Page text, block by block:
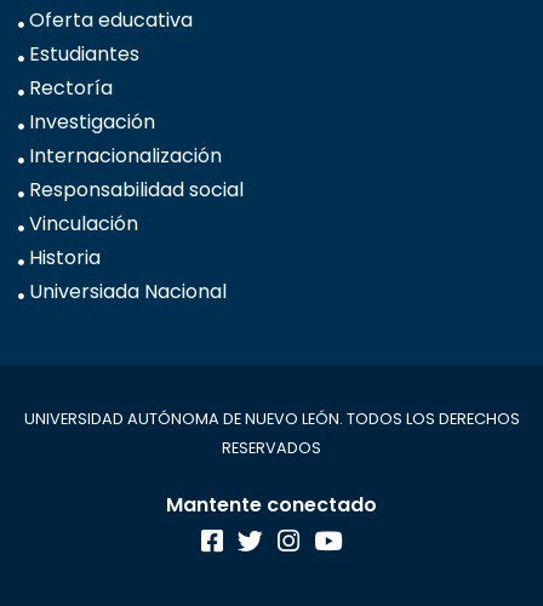
Oferta educativa
Estudiantes
Rectoría
Investigación
Internacionalización
Responsabilidad social
Vinculación
Historia
Universiada Nacional
UNIVERSIDAD AUTÓNOMA DE NUEVO LEÓN. TODOS LOS DERECHOS
RESERVADOS
Mantente conectado